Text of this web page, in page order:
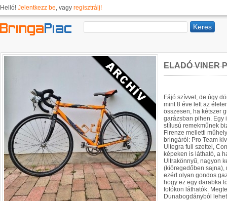
Helló! Jelentkezz be, vagy regisztrálj!
ELADÓ VINER
Fájó szívvel, de úgy
mint 8 éve lett az
összesen, ha kétszer
garázsban pihen. Egy
stílusú remekműnek
Firenze melletti
bringáról: Pro Team
Ultegra full szettel,
képeken is látható, a
Ultrakönnyű, nagyon
(kiöregedőben sajna),
ezért olyan gondos
hogy ez egy darabka
fotókon láthatók.
Dunabogdányból